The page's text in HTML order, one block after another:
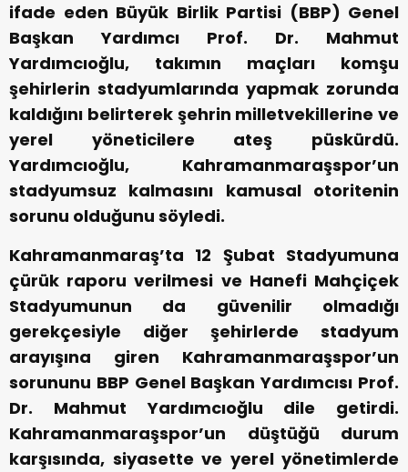
ifade eden Büyük Birlik Partisi (BBP) Genel
Başkan Yardımcı Prof. Dr. Mahmut
Yardımcıoğlu, takımın maçları komşu
şehirlerin stadyumlarında yapmak zorunda
kaldığını belirterek şehrin milletvekillerine ve
yerel yöneticilere ateş püskürdü.
Yardımcıoğlu, Kahramanmaraşspor’un
stadyumsuz kalmasını kamusal otoritenin
sorunu olduğunu söyledi.
Kahramanmaraş’ta 12 Şubat Stadyumuna
çürük raporu verilmesi ve Hanefi Mahçiçek
Stadyumunun da güvenilir olmadığı
gerekçesiyle diğer şehirlerde stadyum
arayışına giren Kahramanmaraşspor’un
sorununu BBP Genel Başkan Yardımcısı Prof.
Dr. Mahmut Yardımcıoğlu dile getirdi.
Kahramanmaraşspor’un düştüğü durum
karşısında, siyasette ve yerel yönetimlerde